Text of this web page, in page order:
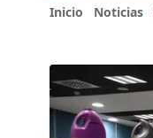
Inicio Noticias